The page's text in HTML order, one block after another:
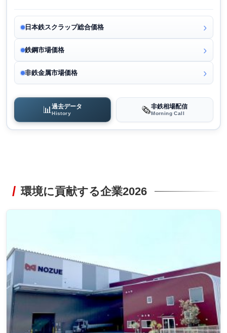
日本鉄スクラップ総合価格
鉄鋼市場価格
非鉄金属市場価格
📊過去データ
History 🗞️非鉄相場配信
Morning Call
環境に貢献する企業2026